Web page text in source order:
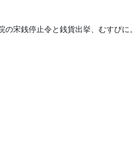
宋銭停止令と銭貨出挙、むすびに。